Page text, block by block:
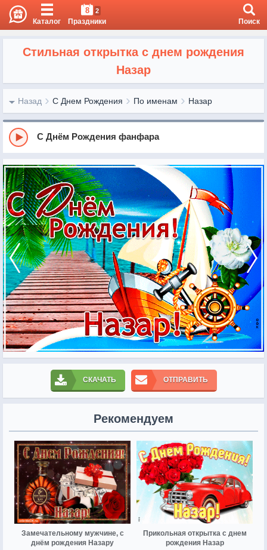
Каталог
8 2
Праздники Поиск
Стильная открытка с днем рождения
Назар
Назад С Днем Рождения По именам Назар
С Днём Рождения фанфара
СКАЧАТЬ ОТПРАВИТЬ
Рекомендуем
Замечательному мужчине, с
днём рождения Назару
Прикольная открытка с днем
рождения Назар